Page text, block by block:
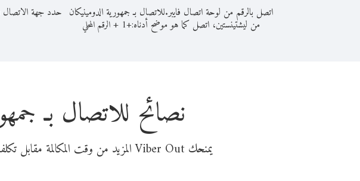
اتصل بالرقم من لوحة اتصال فايبر.للاتصال بـ جمهورية الدومينيكان
من ليشتينستين، اتصل كما هو موضح أدناه:+
1
+الرقم المحلي
حدد جهة الاتصال
نصائح للاتصال بـ
يمنحك Viber Out المزيد من وقت المكالمة مقابل تكلفة أقل من المال. اختر من أحد خيارات الاتصال المرنة ذات السعر المنخفض: